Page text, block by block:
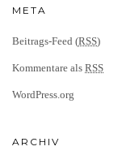
META
Beitrags-Feed (RSS)
Kommentare als RSS
WordPress.org
ARCHIV